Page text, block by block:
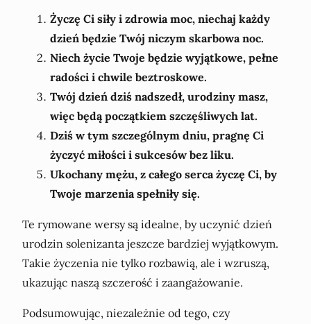
Życzę Ci siły i zdrowia moc, niechaj każdy
dzień będzie Twój niczym skarbowa noc.
Niech życie Twoje będzie wyjątkowe, pełne
radości i chwile beztroskowe.
Twój dzień dziś nadszedł, urodziny masz,
więc będą początkiem szczęśliwych lat.
Dziś w tym szczególnym dniu, pragnę Ci
życzyć miłości i sukcesów bez liku.
Ukochany mężu, z całego serca życzę Ci, by
Twoje marzenia spełniły się.
Te rymowane wersy są idealne, by uczynić dzień
urodzin solenizanta jeszcze bardziej wyjątkowym.
Takie życzenia nie tylko rozbawią, ale i wzruszą,
ukazując naszą szczerość i zaangażowanie.
Podsumowując, niezależnie od tego, czy